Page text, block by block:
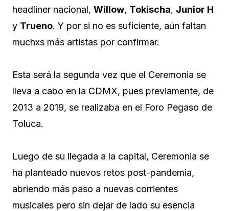
headliner nacional, Willow, Tokischa, Junior H
y Trueno. Y por si no es suficiente, aún faltan
muchxs más artistas por confirmar.
Esta será la segunda vez que el Ceremonia se
lleva a cabo en la CDMX, pues previamente, de
2013 a 2019, se realizaba en el Foro Pegaso de
Toluca.
Luego de su llegada a la capital, Ceremonia se
ha planteado nuevos retos post-pandemia,
abriendo más paso a nuevas corrientes
musicales pero sin dejar de lado su esencia